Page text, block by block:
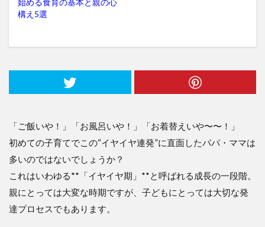
始める食育の基本と親の心
構え5選
「ご飯いや！」「お風呂いや！」「お着替えいや〜〜！」
初めての子育てでこの“イヤイヤ連発”に直面したパパ・ママは
多いのではないでしょうか？
これはいわゆる**「イヤイヤ期」**と呼ばれる成長の一段階。
親にとっては大変な時期ですが、子どもにとっては大切な発
達プロセスでもあります。